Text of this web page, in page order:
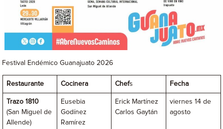
Festival Endémico Guanajuato 2026
Restaurante Cocinera Chefs Fecha
Trazo 1810
(San Miguel de
Allende)
Eusebia
Godínez
Ramírez
Erick Martínez
Carlos Gaytán
viernes 14 de
agosto